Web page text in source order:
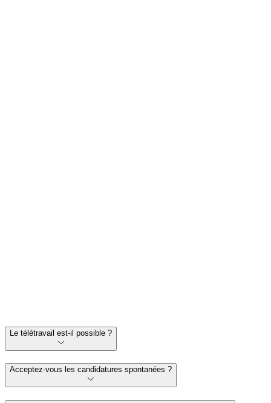
Tout savoir sur notre politique RH
Le télétravail est-il possible ?
Acceptez-vous les candidatures spontanées ?